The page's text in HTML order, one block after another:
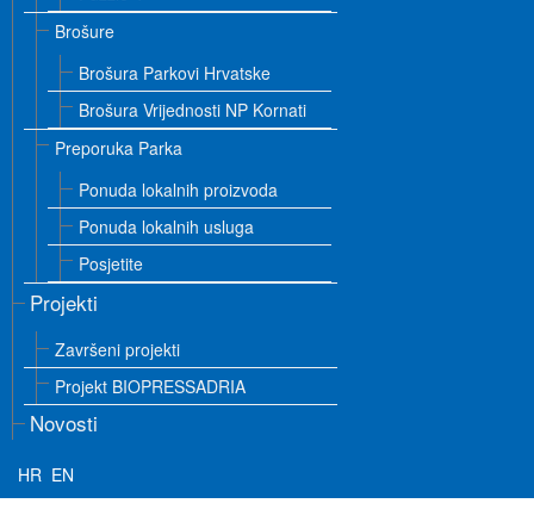
Brošure
Brošura Parkovi Hrvatske
Brošura Vrijednosti NP Kornati
Preporuka Parka
Ponuda lokalnih proizvoda
Ponuda lokalnih usluga
Posjetite
Projekti
Završeni projekti
Projekt BIOPRESSADRIA
Novosti
HR EN